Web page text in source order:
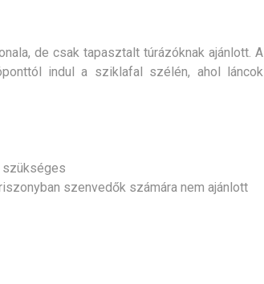
de csak tapasztalt túrázóknak ajánlott. A
indul a sziklafal szélén, ahol láncok
szükséges
szenvedők számára nem ajánlott